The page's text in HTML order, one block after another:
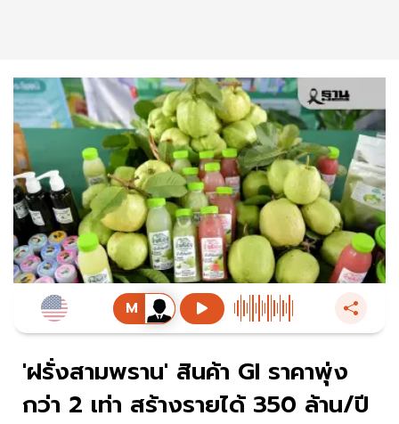
'ฝรั่งสามพราน' สินค้า GI ราคาพุ่ง
กว่า 2 เท่า สร้างรายได้ 350 ล้าน/ปี